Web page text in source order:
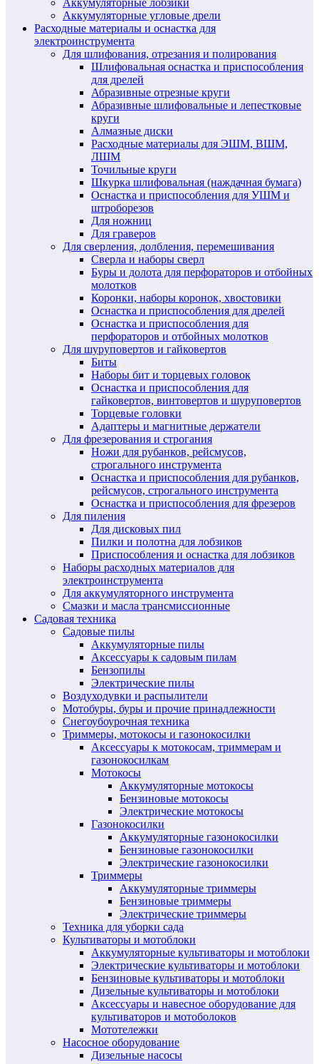
Аккумуляторные угловые дрели
Расходные материалы и оснастка для
электроинструмента
Для шлифования, отрезания и полирования
Шлифовальная оснастка и приспособления
для дрелей
Абразивные отрезные круги
Абразивные шлифовальные и лепестковые
круги
Алмазные диски
Расходные материалы для ЭШМ, ВШМ,
ЛШМ
Точильные круги
Шкурка шлифовальная (наждачная бумага)
Оснастка и приспособления для УШМ и
штроборезов
Для ножниц
Для граверов
Для сверления, долбления, перемешивания
Сверла и наборы сверл
Буры и долота для перфораторов и отбойных
молотков
Коронки, наборы коронок, хвостовики
Оснастка и приспособления для дрелей
Оснастка и приспособления для
перфораторов и отбойных молотков
Для шуруповертов и гайковертов
Биты
Наборы бит и торцевых головок
Оснастка и приспособления для
гайковертов, винтовертов и шуруповертов
Торцевые головки
Адаптеры и магнитные держатели
Для фрезерования и строгания
Ножи для рубанков, рейсмусов,
строгального инструмента
Оснастка и приспособления для рубанков,
рейсмусов, строгального инструмента
Оснастка и приспособления для фрезеров
Для пиления
Для дисковых пил
Пилки и полотна для лобзиков
Приспособления и оснастка для лобзиков
Наборы расходных материалов для
электроинструмента
Для аккумуляторного инструмента
Смазки и масла трансмиссионные
Садовая техника
Садовые пилы
Аккумуляторные пилы
Аксессуары к садовым пилам
Бензопилы
Электрические пилы
Воздуходувки и распылители
Мотобуры, буры и прочие принадлежности
Снегоубоурочная техника
Триммеры, мотокосы и газонокосилки
Аксессуары к мотокосам, триммерам и
газонокосилкам
Мотокосы
Аккумуляторные мотокосы
Бензиновые мотокосы
Электрические мотокосы
Газонокосилки
Аккумуляторные газонокосилки
Бензиновые газонокосилки
Электрические газонокосилки
Триммеры
Аккумуляторные триммеры
Бензиновые триммеры
Электрические триммеры
Техника для уборки сада
Культиваторы и мотоблоки
Аккумуляторные культиваторы и мотоблоки
Электрические культиваторы и мотоблоки
Бензиновые культиваторы и мотоблоки
Дизельные культиваторы и мотоблоки
Аксессуары и навесное оборудование для
культиваторов и мотоболоков
Мототележки
Насосное оборудование
Дизельные насосы